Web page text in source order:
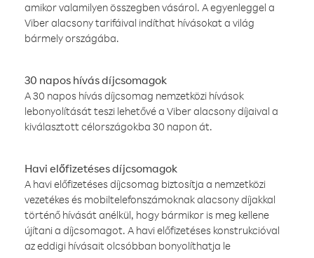
amikor valamilyen összegben vásárol. A egyenleggel a
Viber alacsony tarifáival indíthat hívásokat a világ
bármely országába.
30 napos hívás díjcsomagok
A 30 napos hívás díjcsomag nemzetközi hívások
lebonyolítását teszi lehetővé a Viber alacsony díjaival a
kiválasztott célországokba 30 napon át.
Havi előfizetéses díjcsomagok
A havi előfizetéses díjcsomag biztosítja a nemzetközi
vezetékes és mobiltelefonszámoknak alacsony díjakkal
történő hívását anélkül, hogy bármikor is meg kellene
újítani a díjcsomagot. A havi előfizetéses konstrukcióval
az eddigi hívásait olcsóbban bonyolíthatja le